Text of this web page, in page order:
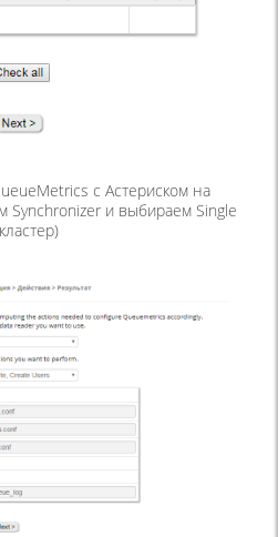
с Астериском на
Synchronizer и выбираем Single